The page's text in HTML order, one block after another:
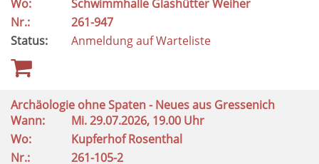
Wo:
Schwimmhalle Glashütter Weiher
Nr.:
261-947
Status:
Anmeldung auf Warteliste
Archäologie ohne Spaten - Neues aus Gressenich
Wann:
Mi.29.07.2026, 19.00 Uhr
Wo:
Kupferhof Rosenthal
Nr.:
261-105-2